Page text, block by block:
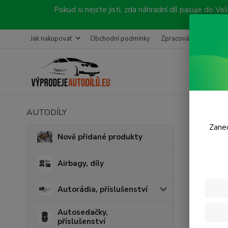
Pokud si nejste jisti, zda náhradní díl pasuje do
Jak nakupovat Obchodní podmínky Zpracování objednávky
AUTODÍLY
Nově přidané produkty
Airbagy, díly
Autorádia, příslušenství
Autosedačky,
příslušenství